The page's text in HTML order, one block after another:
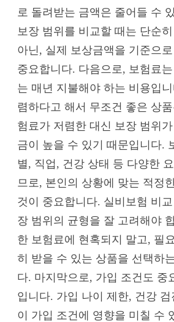
로 돌려받는 금액은 줄어들 수
보장 범위를 비교할 때는 단순
아닌, 실제 보상금액을 기준으
중요합니다. 다음으로, 보험료
는 매년 지불해야 하는 비용입
렴하다고 해서 무조건 좋은 상
험료가 저렴한 대신 보장 범위
금이 높을 수 있기 때문입니다.
별, 직업, 건강 상태 등 다양한
므로, 본인의 상황에 맞는 적정
것이 중요합니다. 실비보험 비
장 범위의 균형을 잘 고려해야
한 보험료에 현혹되지 말고, 필
히 받을 수 있는 상품을 선택하
다. 마지막으로, 가입 조건도 중
입니다. 가입 나이 제한, 건강
이 가입 조건에 영향을 미칠 수